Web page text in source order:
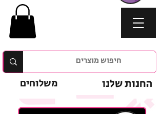
החנות שלנו משלוחים